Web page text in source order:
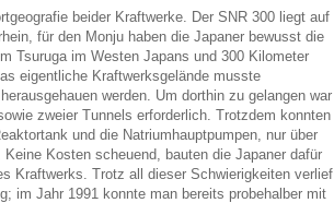
beider Kraftwerke. Der SNR 300 liegt auf
für den Monju haben die Japaner bewusst die
Tsuruga im Westen Japans und 300 Kilometer
eigentliche Kraftwerksgelände musste
werden. Um dorthin zu gelangen war
zweier Tunnels erforderlich. Trotzdem konnten
und die Natriumhauptpumpen, nur über
Kosten scheuend, bauten die Japaner dafür
Kraftwerks. Trotz all dieser Schwierigkeiten verlief
im Jahr 1991 konnte man bereits probehalber mit